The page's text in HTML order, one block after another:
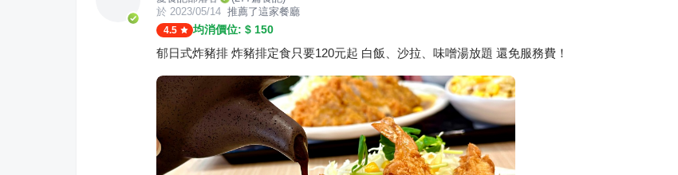
於 2023/05/14 推薦了這家餐廳
4.5 均消價位: $ 150
郁日式炸豬排 炸豬排定食只要120元起 白飯、沙拉、味噌湯放題 還免服務費！